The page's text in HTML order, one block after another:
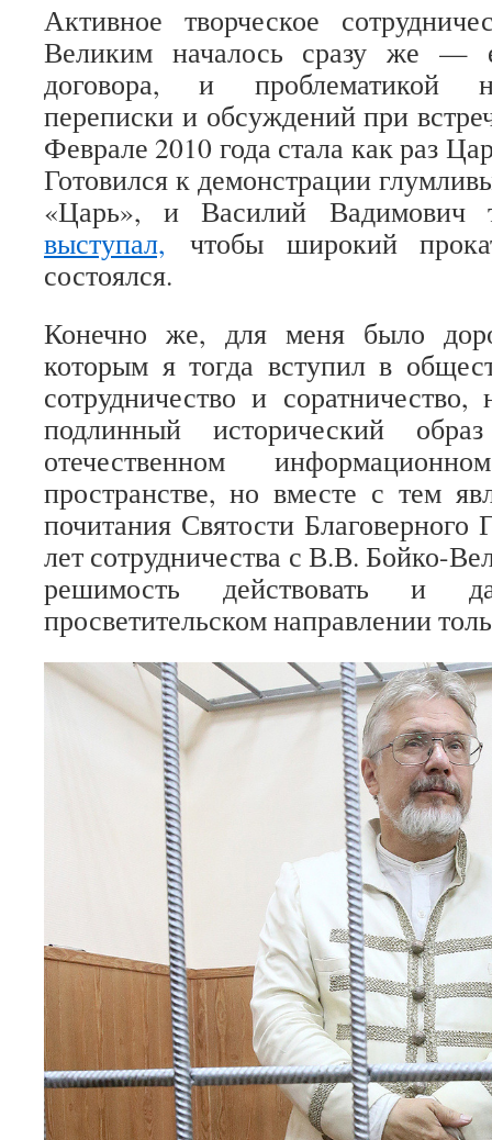
Активное творческое
Великим началось сразу же —
договора, и проблематикой
переписки и обсуждений при
Феврале 2010 года стала как раз
Готовился к демонстрации
«Царь», и Василий Вадимович
выступал, чтобы широкий
состоялся.
Конечно же, для меня было
которым я тогда вступил в
сотрудничество и
подлинный исторический
отечественном
пространстве, но вместе с тем
почитания Святости Благоверного
лет сотрудничества с В.В. Бойко-
решимость действовать и
просветительском направлении